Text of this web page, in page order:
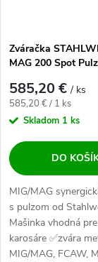
Zváračka
MAG 200 Spot
585,20 €/ ks
Jednotková cena:
585,20 € / 1 ks
Skladom 1 ks
DO
MIG/MAG
s pulzom od
Mašinka vhodná pre
karosáre ✅zvára
MIG/MAG, FCAW,